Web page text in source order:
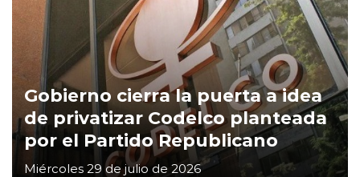
Gobierno cierra la puerta a idea
de privatizar Codelco planteada
por el Partido Republicano
Miércoles 29 de julio de 2026